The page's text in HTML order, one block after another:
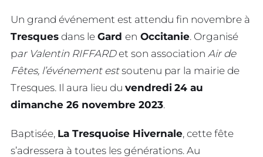
Un grand événement est attendu fin novembre à
Tresques dans le Gard en Occitanie. Organisé
par Valentin RIFFARDet son association Air de
Fêtes, l’événement estsoutenu par la mairie de
Tresques. Il aura lieu du vendredi 24 au
dimanche 26 novembre 2023.
Baptisée, La Tresquoise Hivernale, cette fête
s’adressera à toutes les générations. Au